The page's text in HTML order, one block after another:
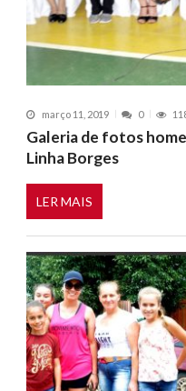
março 11, 2019 0
Galeria de fotos
Linha Borges
LER MAIS